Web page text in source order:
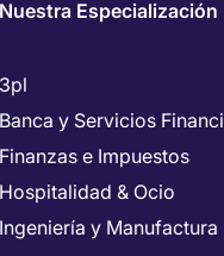
Nuestra Especialización
3pl
Banca y Servicios
Finanzas e Impuestos
Hospitalidad & Ocio
Ingeniería y Manufactura